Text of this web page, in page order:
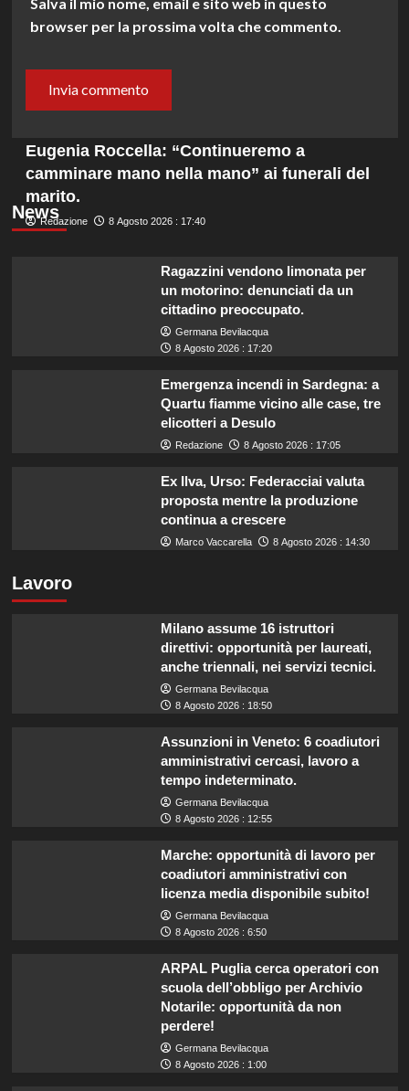
browser per la prossima volta che commento.
News
Eugenia Roccella: “Continueremo a
camminare mano nella mano” ai funerali del
marito.
Redazione 8 Agosto 2026 : 17:40
Ragazzini vendono limonata per
un motorino: denunciati da un
cittadino preoccupato.
Germana Bevilacqua
8 Agosto 2026 : 17:20
Emergenza incendi in Sardegna: a
Quartu fiamme vicino alle case, tre
elicotteri a Desulo
Redazione 8 Agosto 2026 : 17:05
Ex Ilva, Urso: Federacciai valuta
proposta mentre la produzione
continua a crescere
Marco Vaccarella 8 Agosto 2026 : 14:30
Lavoro
Milano assume 16 istruttori
direttivi: opportunità per laureati,
anche triennali, nei servizi tecnici.
Germana Bevilacqua
8 Agosto 2026 : 18:50
Assunzioni in Veneto: 6 coadiutori
amministrativi cercasi, lavoro a
tempo indeterminato.
Germana Bevilacqua
8 Agosto 2026 : 12:55
Marche: opportunità di lavoro per
coadiutori amministrativi con
licenza media disponibile subito!
Germana Bevilacqua
8 Agosto 2026 : 6:50
ARPAL Puglia cerca operatori con
scuola dell’obbligo per Archivio
Notarile: opportunità da non
perdere!
Germana Bevilacqua
8 Agosto 2026 : 1:00